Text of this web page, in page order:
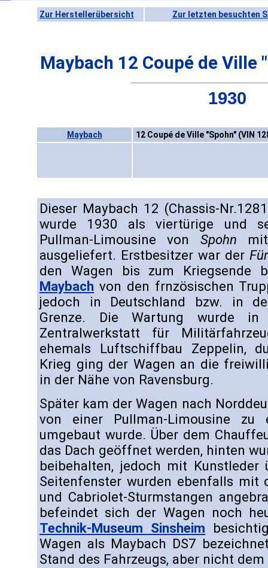
Zur Herstellerübersicht Zur letzten besuchten
Maybach 12 Coupé de Ville
1930
Maybach 12 Coupé de Ville "Spohn" (VIN
Dieser Maybach 12 (Chassis-
wurde 1930 als viertürige und
Pullman-Limousine von Spohn
ausgeliefert. Erstbesitzer war der
den Wagen bis zum Kriegsende
Maybach von den frnzösischen
jedoch in Deutschland bzw. in
Grenze. Die Wartung wurde
Zentralwerkstatt für
ehemals Luftschiffbau Zeppelin,
Krieg ging der Wagen an die
in der Nähe von Ravensburg.
Später kam der Wagen nach
von einer Pullman-Limousine
umgebaut wurde. Über dem
das Dach geöffnet werden, hinten
beibehalten, jedoch mit Kunstleder
Seitenfenster wurden ebenfalls mit
und Cabriolet-Sturmstangen
befeindet sich der Wagen noch
Technik-Museum Sinsheim
Wagen als Maybach DS7
Stand des Fahrzeugs, aber nicht